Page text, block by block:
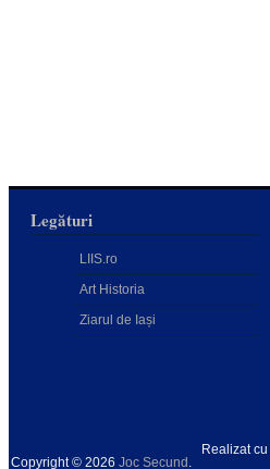
Legături
LIIS.ro
Art Historia
Ziarul de Iași
Copyright © 2026 Joc Secund .
Realizat cu